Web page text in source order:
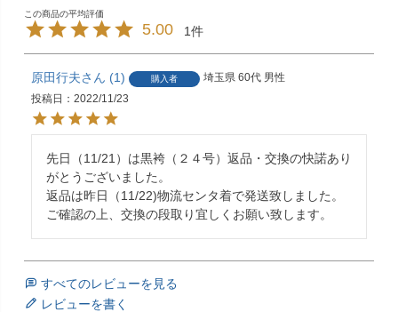
5.00 1
原田行夫 1 購入者 埼玉県 60代 男性
投稿日
2022/11/23
先日（11/21）は黒袴（２４号）返品・交換の快諾あり
がとうございました。
返品は昨日（11/22)物流センタ着で発送致しました。
ご確認の上、交換の段取り宜しくお願い致します。
すべてのレビューを見る
レビューを書く